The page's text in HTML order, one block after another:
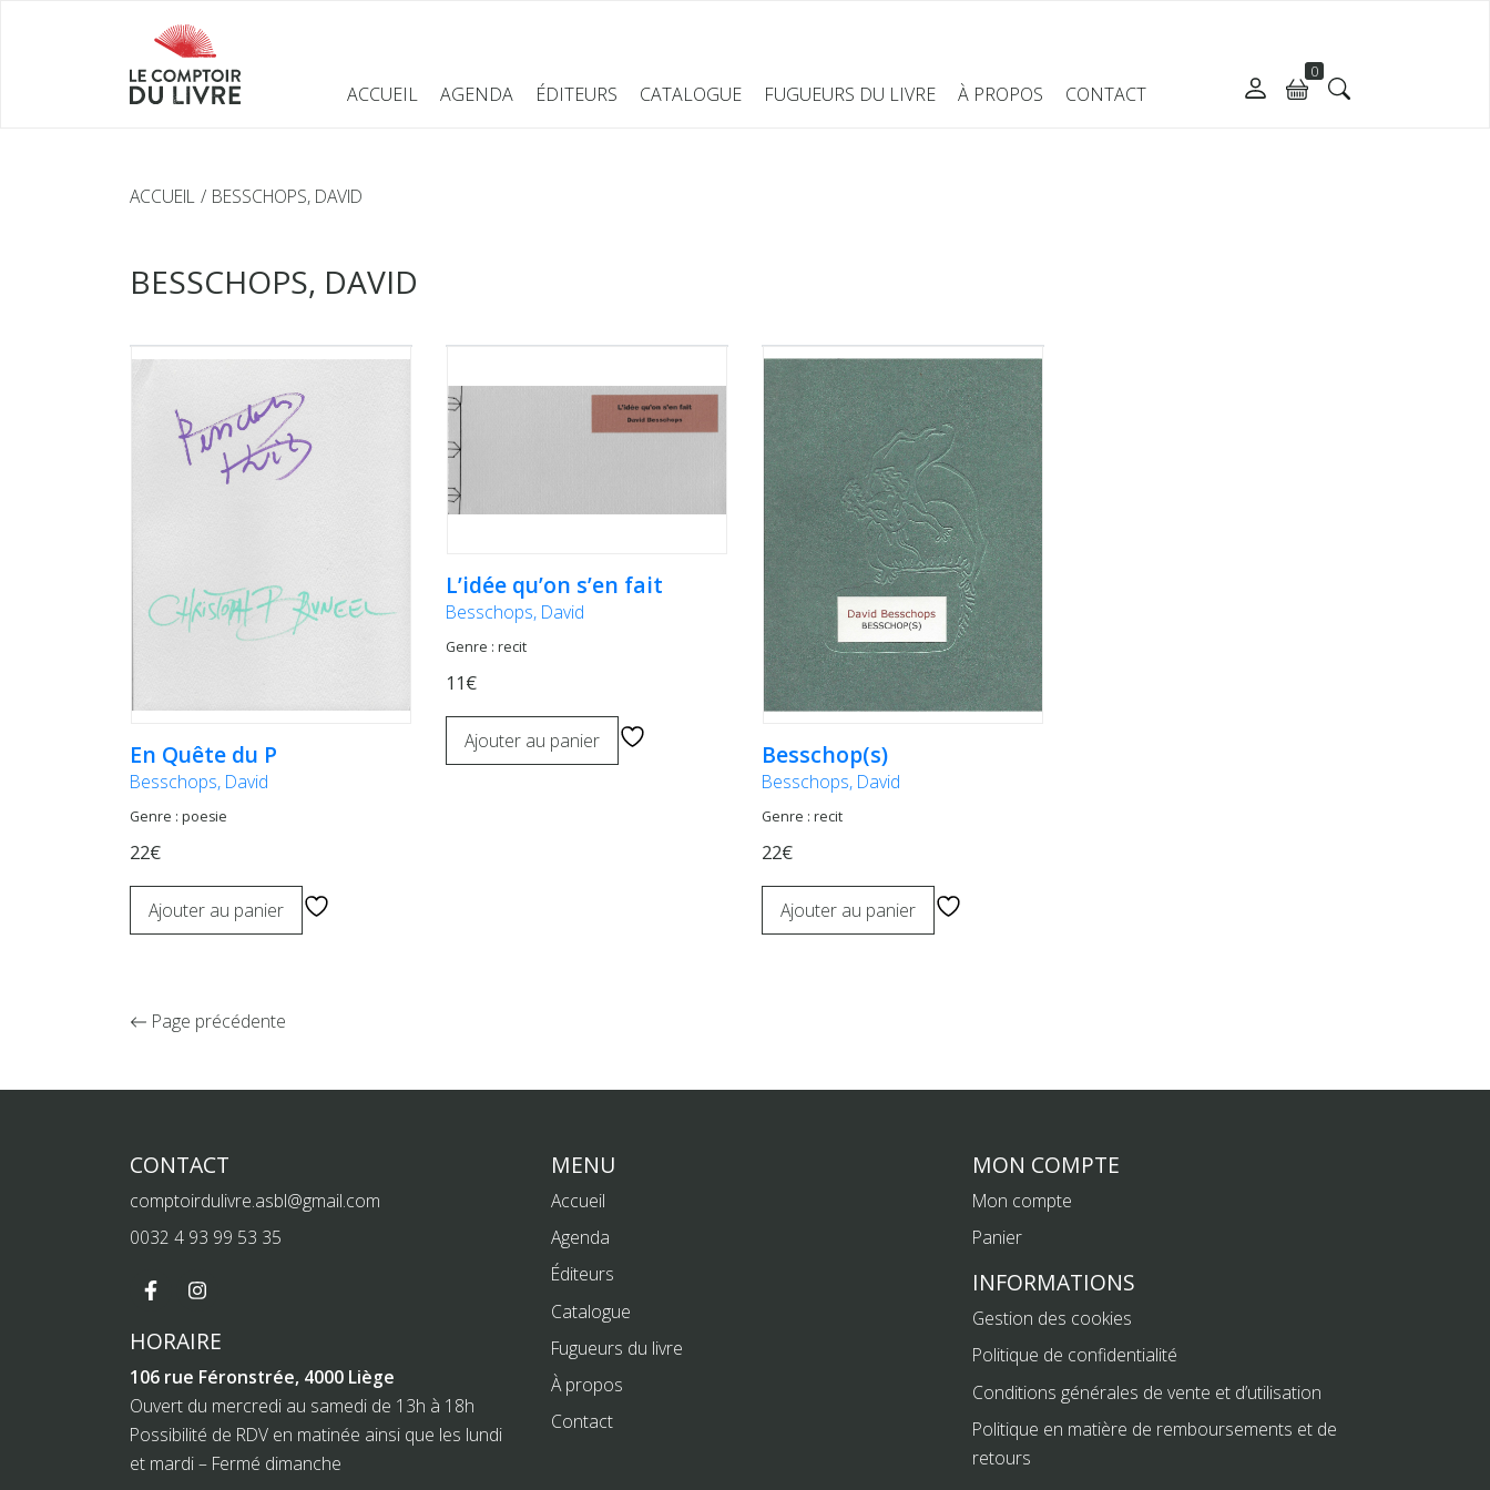
ACCUEIL AGENDA ÉDITEURS CATALOGUE FUGUEURS DU LIVRE À PROPOS CONTACT
0
ACCUEIL BESSCHOPS, DAVID
BESSCHOPS, DAVID
En Quête du P
Besschops, David
Genre : poesie
22€
Ajouter au panier
L’idée qu’on s’en fait
Besschops, David
Genre : recit
11€
Ajouter au panier Besschop(s)
Besschops, David
Genre : recit
22€
Ajouter au panier
Page précédente
CONTACT
comptoirdulivre.asbl@gmail.com
0032 4 93 99 53 35
HORAIRE
106 rue Féronstrée, 4000 Liège
Ouvert du mercredi au samedi de 13h à 18h
Possibilité de RDV en matinée ainsi que les lundi
et mardi – Fermé dimanche
MENU
Accueil
Agenda
Éditeurs
Catalogue
Fugueurs du livre
À propos
Contact
MON COMPTE
Mon compte
Panier
INFORMATIONS
Gestion des cookies
Politique de confidentialité
Conditions générales de vente et d’utilisation
Politique en matière de remboursements et de
retours